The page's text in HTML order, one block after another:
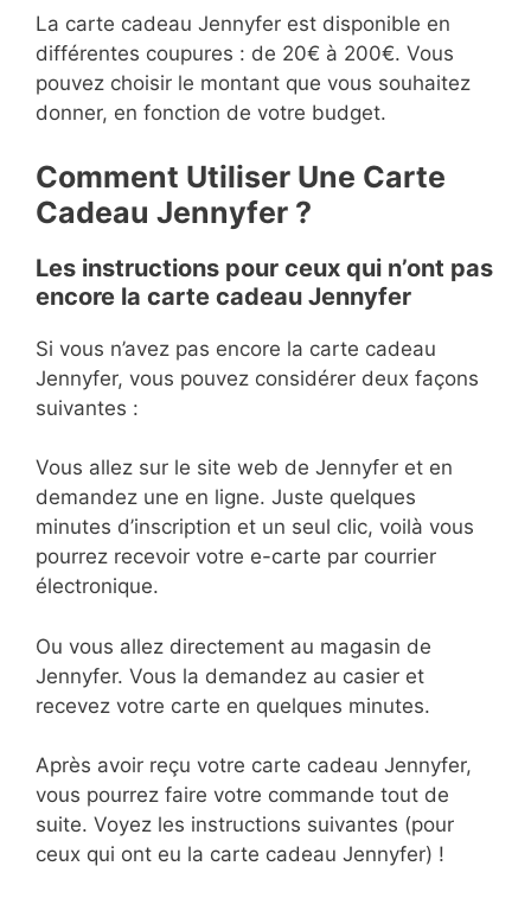
La carte cadeau Jennyfer est disponible en
différentes coupures : de 20€ à 200€. Vous
pouvez choisir le montant que vous souhaitez
donner, en fonction de votre budget.
Comment Utiliser Une Carte
Cadeau Jennyfer ?
Les instructions pour ceux qui n’ont pas
encore la carte cadeau Jennyfer
Si vous n’avez pas encore la carte cadeau
Jennyfer, vous pouvez considérer deux façons
suivantes :
Vous allez sur le site web de Jennyfer et en
demandez une en ligne. Juste quelques
minutes d’inscription et un seul clic, voilà vous
pourrez recevoir votre e-carte par courrier
électronique.
Ou vous allez directement au magasin de
Jennyfer. Vous la demandez au casier et
recevez votre carte en quelques minutes.
Après avoir reçu votre carte cadeau Jennyfer,
vous pourrez faire votre commande tout de
suite. Voyez les instructions suivantes (pour
ceux qui ont eu la carte cadeau Jennyfer) !